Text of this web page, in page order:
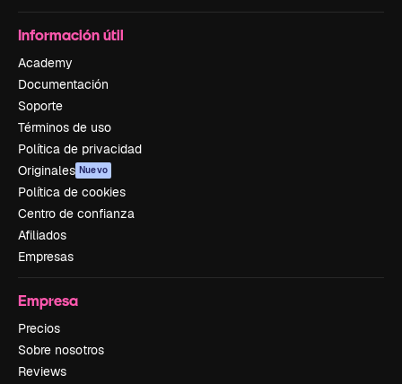
Información útil
Academy
Documentación
Soporte
Términos de uso
Política de privacidad
Originales Nuevo
Política de cookies
Centro de confianza
Afiliados
Empresas
Empresa
Precios
Sobre nosotros
Reviews